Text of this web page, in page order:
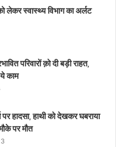
स्वास्थ्य विभाग का अर्लट
परिवारों क़ो दी बड़ी राहत,
काम
पर हादसा, हाथी को देखकर घबराया
पर मौत